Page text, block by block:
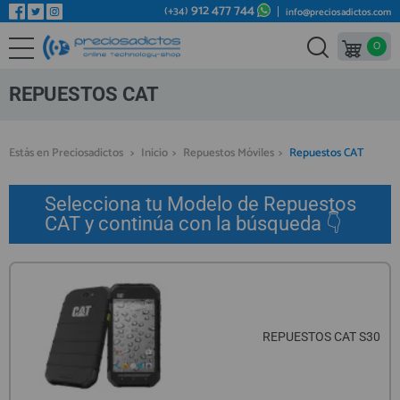
REPUESTOS MÓVILES
REPUESTOS TABLET
REPUESTOS VIDEOCONSOLAS
REPUESTOS OTROS DISPOSITIVOS
REPUESTOS PORTÁTILES
IC CHIP / FPC
PLACAS BASE
MÓVILES REACONDICIONADOS
Bienvenid@ otra vez
YA SOY CLIENTE
Recordarme ¿Olvidó su contraseña?Recordar aquí
Regístrate en un momento
¿ERES NUEVO?
(+34) 912 477 744 info@preciosadictos.com
0
REPUESTOS CAT
Estás en Preciosadictos > Inicio > Repuestos Móviles > Repuestos CAT
Selecciona tu Modelo de Repuestos
CAT y continúa con la búsqueda 👇
REPUESTOS CAT S30